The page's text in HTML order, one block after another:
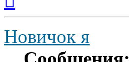
началу
Новичок я